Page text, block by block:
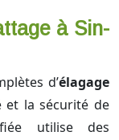
à Sin-
d’élagage
et la sécurité de
utilise des